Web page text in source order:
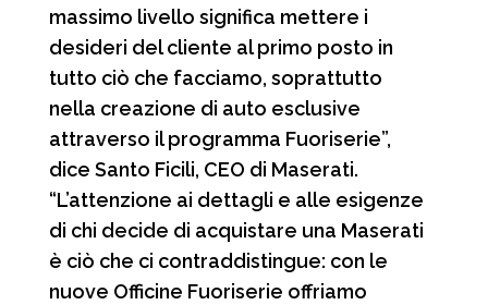
massimo livello significa mettere i
desideri del cliente al primo posto in
tutto ciò che facciamo, soprattutto
nella creazione di auto esclusive
attraverso il programma Fuoriserie”,
dice Santo Ficili, CEO di Maserati.
“L’attenzione ai dettagli e alle esigenze
di chi decide di acquistare una Maserati
è ciò che ci contraddistingue: con le
nuove Officine Fuoriserie offriamo